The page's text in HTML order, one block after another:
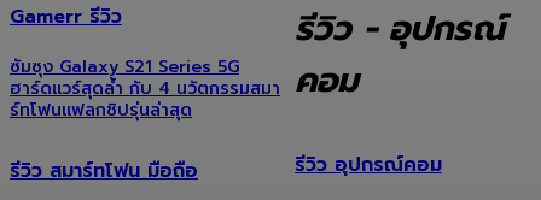
Gamerr รีวิว
ซัมซุง Galaxy S21 Series 5G
ฮาร์ดแวร์สุดล้ำ กับ 4 นวัตกรรมสมา
ร์ทโฟนแฟลกชิปรุ่นล่าสุด
รีวิว สมาร์ทโฟน มือถือ
รีวิว - อุปกรณ์
คอม
รีวิว อุปกรณ์คอม